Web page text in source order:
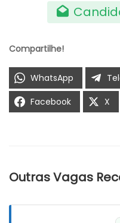
Compartilhe!
WhatsApp
Facebook
X
Outras Vagas